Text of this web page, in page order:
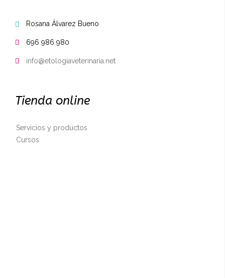
 Rosana Álvarez Bueno
 696 986 980
 info@etologiaveterinaria.net
Tienda online
Servicios y productos
Cursos